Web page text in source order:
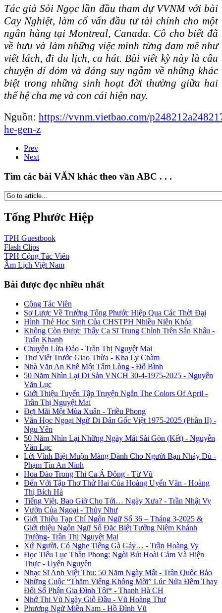
Tác giả Sỏi Ngọc lần đầu tham dự VVNM với bài
Cay Nghiệt, làm cố vấn đầu tư tài chính cho một
ngân hàng tại Montreal, Canada. Cô cho biết đã
về hưu và làm những việc mình từng đam mê như
viết lách, đi du lịch, ca hát. Bài viết kỳ này là câu
chuyện dí dỏm và đáng suy ngẫm về những khác
biệt trong những sinh hoạt đời thường giữa hai
thế hệ cha mẹ và con cái hiện nay.
Nguồn: https://vvnm.vietbao.com/
he-gen-z
Prev
Next
Tìm các bài VĂN khác theo vần ABC . . .
Tống Phước Hiệp
TPH Guestbook
Flash Clips
TPH Cộng Tác Viên
Âm Lịch Việt Nam
Bài được đọc nhiều nhất
Cộng Tác Viên
Sơ Lược Về Trường Tống Phước Hiệp Qua Các Thời Đại
Hình Thẻ Học Sinh Của CHSTPH Nhiều Niên Khóa
Không Còn Được Thấy Ca Sĩ Trung Chỉnh Trên Sân Khấu -
Tuấn Khanh
Chuyện Lừa Đảo - Trần Thị Nguyệt Mai
Thơ Viết Trước Giao Thừa - Kha Ly Chàm
Nhà Văn An Khê Một Tấm Lòng - Đỗ Bình
50 Năm Nhìn Lại Di Sản VNCH 30-4-1975-2025 - Nguyễn
Văn Lục
Giới Thiệu Tuyển Tập Truyện Ngắn The Colors Of April -
Trần Thị Nguyệt Mai
Đợi Mãi Một Mùa Xuân - Triều Phong
Văn Học Ngoại Ngữ Di Dân Gốc Việt 1975-2025 (Phần II) -
Ngu Yên
50 Năm Nhìn Lại Những Ngày Mất Sài Gòn (Kết) - Nguyễn
Văn Lục
Lời Vĩnh Biệt Muộn Màng Dành Cho Người Bạn Nhảy Dù -
Phạm Tín An Ninh
Hoa Đào Trong Thi Ca Á Đông - Từ Vũ
Đến Với Tập Thơ Thứ Hai Của Hoàng Uyển Văn - Hoàng
Thị Bích Hà
Tiếng Việt, Bao Giờ Cho Tới… Ngày Xưa? - Trần Nhật Vy
Vườn Của Ngoại - Thủy Như
Giới Thiệu Tạp Chí Ngôn Ngữ Số 36 – Tháng 3-2025 &
Giới thiệu Ngôn Ngữ Số Đặc Biệt Tưởng Niệm Khánh
Trường- Trần Thị Nguyệt Mai
Xứ Người, Có Nghe Tiếng Gà Gáy… - Trần Hoàng Vy
Đọc Tiểu Lục Thần Phong: Ngòi Bút Hoài Cảm Và Hiện
Thực - Uyên Nguyên
Nhạc Sĩ Anh Việt Thu: 50 Năm Ngày Mất - Trần Quốc Bảo
Những Cuộc “Thăm Viếng Không Mời” Lúc Nửa Đêm Thay
Đổi Số Phận Gia Đình Tôi* - Thanh Hà CH
Nhớ Thi Vũ Ngày Giỗ Đầu - Vũ Hoàng Thư
Phương Ngữ Miền Nam - Hồ Đình Vũ